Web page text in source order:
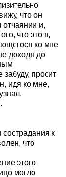
что он
отчаянии и,
что это я,
ко мне
доходя до
просит
идя ко мне,
к
что
этого
могло